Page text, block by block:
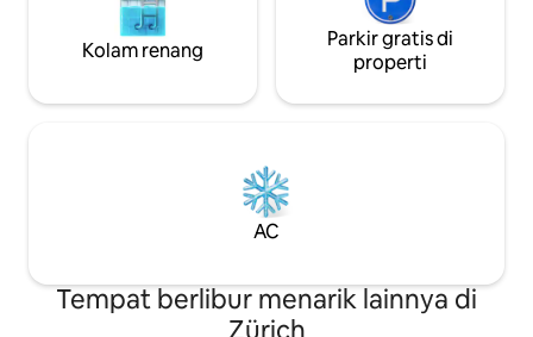
Kolam renang
Parkir gratis di
properti
AC
Tempat berlibur menarik lainnya di